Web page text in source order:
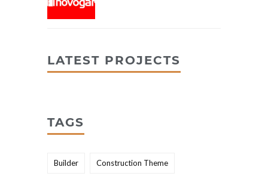
LATEST PROJECTS
TAGS
Builder Construction Theme